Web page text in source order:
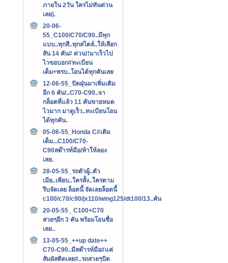
ภายใน 2วัน ใครไม่ทันด่วน
เลย).
20-06-
55_C100/C70/C90..มีทุก
แบบ..ทุกสี..ทุกสไตล์..ให้เลือก
สัน 14 คัน# ด่วน!!มาเร็วไป
ไวขอบอก#ทะเบียน
เต็ม+พรบ..โอนได้ทุกคันเลย
12-06-55_ปัดฝุ่นมาเพิ่มเติม
อีก 6 คัน!..C70-C90..จา
กล็อตที่แล้ว 11 คันขายหมด
ไวมาก มาดูเร็ว..ทะเบียนโอน
ได้ทุกคัน.
05-06-55_Honda C#เติม
เต็ม...C100/C70-
C90สต๊ารท์มือ/ท้าให้ลอง
เลย.
28-05-55_รถตัวผู้..ตัว
เมีย..เพียบ..ใครสั้ง..ใครตาม
รีบจัดเลย ล็อตนี้ จัดเลยล็อตนี้
c100/c70/c90/jx110/wing125/dt100/13..คัน
20-05-55_ C100+C70
สวยๆอีก 3 คัน พร้อมโอนชื่อ
เลย..
13-05-55_++up date++
C70-C90..มีสต๊ารท์มือ#แค่
สัมผัสติดเลย#..รถสวยๆปัด